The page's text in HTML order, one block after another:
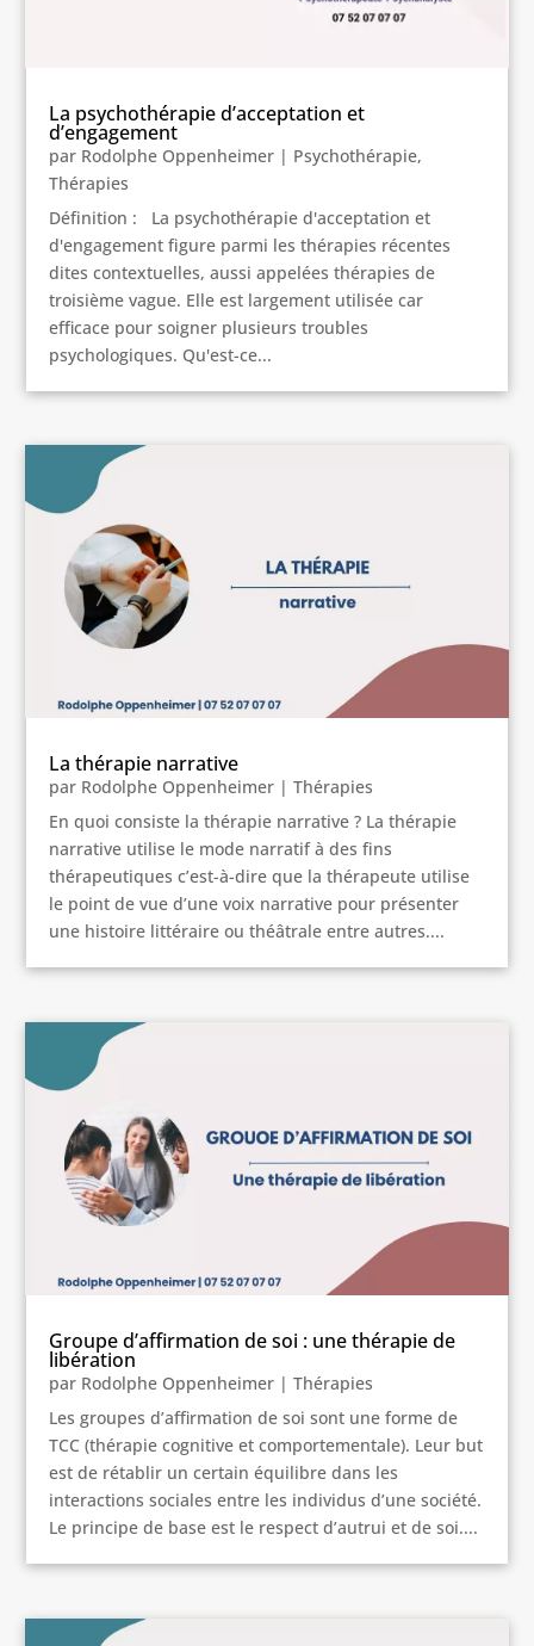
La psychothérapie d’acceptation et
d’engagement
par Rodolphe Oppenheimer | Psychothérapie,
Thérapies
Définition : La psychothérapie d'acceptation et
d'engagement figure parmi les thérapies récentes
dites contextuelles, aussi appelées thérapies de
troisième vague. Elle est largement utilisée car
efficace pour soigner plusieurs troubles
psychologiques. Qu'est-ce...
La thérapie narrative
par Rodolphe Oppenheimer |Thérapies
En quoi consiste la thérapie narrative ? La thérapie
narrative utilise le mode narratif à des fins
thérapeutiques c’est-à-dire que la thérapeute utilise
le point de vue d’une voix narrative pour présenter
une histoire littéraire ou théâtrale entre autres....
Groupe d’affirmation de soi : une thérapie de
libération
par Rodolphe Oppenheimer |Thérapies
Les groupes d’affirmation de soi sont une forme de
TCC (thérapie cognitive et comportementale). Leur but
est de rétablir un certain équilibre dans les
interactions sociales entre les individus d’une société.
Le principe de base est le respect d’autrui et de soi....